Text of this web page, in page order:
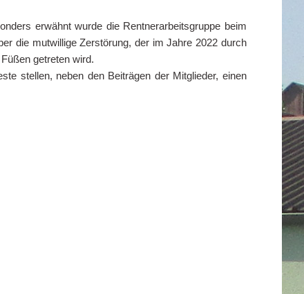
erwähnt wurde die Rentnerarbeitsgruppe beim
die mutwillige Zerstörung, der im Jahre 2022 durch
getreten wird.
stellen, neben den Beiträgen der Mitglieder, einen